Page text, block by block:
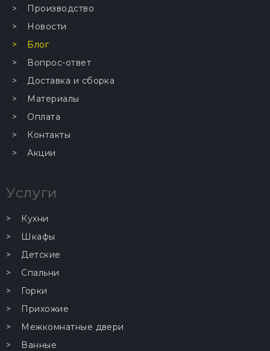
Производство
Новости
Блог
Вопрос-ответ
Доставка и сборка
Материалы
Оплата
Контакты
Акции
Услуги
Кухни
Шкафы
Детские
Спальни
Горки
Прихожие
Межкомнатные двери
Ванные